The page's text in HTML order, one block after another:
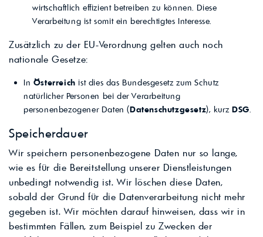
wirtschaftlich effizient betreiben zu können. Diese
Verarbeitung ist somit ein berechtigtes Interesse.
Zusätzlich zu der EU-Verordnung gelten auch noch
nationale Gesetze:
In Österreich ist dies das Bundesgesetz zum Schutz
natürlicher Personen bei der Verarbeitung
personenbezogener Daten (Datenschutzgesetz), kurzDSG.
Speicherdauer
Wir speichern personenbezogene Daten nur so lange,
wie es für die Bereitstellung unserer Dienstleistungen
unbedingt notwendig ist. Wir löschen diese Daten,
sobald der Grund für die Datenverarbeitung nicht mehr
gegeben ist. Wir möchten darauf hinweisen, dass wir in
bestimmten Fällen, zum Beispiel zu Zwecken der